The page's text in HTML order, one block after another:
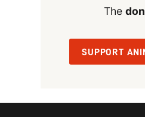
The
SUPPORT